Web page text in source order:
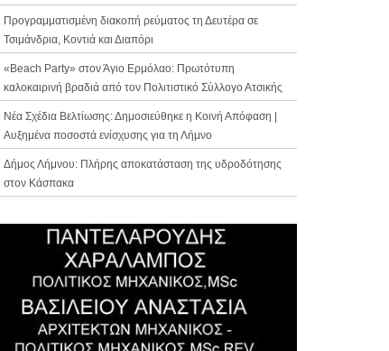
Προγραμματισμένη διακοπή ρεύματος τη Δευτέρα σε
Τσιμάνδρια, Κοντιά και Διαπόρι
«Beach Party» στον Άγιο Ερμόλαο: Πρωτότυπη
καλοκαιρινή βραδιά από τον Πολιτιστικό Σύλλογο Ατσικής
Νέα Σχέδια Βελτίωσης: Δημοσιεύθηκε η Κοινή Απόφαση |
Αυξημένα ποσοστά ενίσχυσης για τη Λήμνο
Δήμος Λήμνου: Πλήρης αποκατάσταση της υδροδότησης
στον Κάσπακα